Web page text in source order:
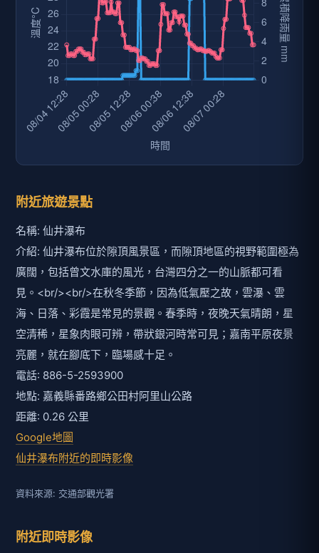
附近旅遊景點
名稱: 仙井瀑布
介紹: 仙井瀑布位於隙頂風景區，而隙頂地區的視野範圍極為
廣闊，包括曾文水庫的風光，台灣四分之一的山脈都可看
見。<br/><br/>在秋冬季節，因為低氣壓之故，雲瀑、雲
海、日落、彩霞是常見的景觀。春季時，夜晚天氣晴朗，星
空清稀，星象肉眼可辨，帶狀銀河時常可見；嘉南平原夜景
亮麗，就在腳底下，臨場感十足。
電話: 886-5-2593900
地點: 嘉義縣番路鄉公田村阿里山公路
距離: 0.26 公里
Google地圖
仙井瀑布附近的即時影像
資料來源: 交通部觀光署
附近即時影像